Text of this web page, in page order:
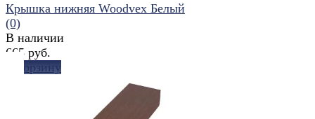
Крышка нижняя Woodvex Белый
(0)
В наличии
665 руб.
В корзину